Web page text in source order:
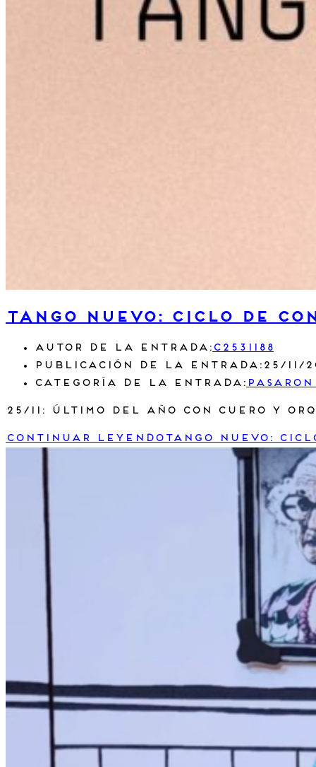
TANGO NUEVO: CICLO DE
Autor de la entrada: c2531188
Publicación de la entrada: 25/11/
Categoría de la entrada:
25/11: ÚLTIMO DEL AÑO con Cuero
Continuar leyendo TANGO NUEVO: